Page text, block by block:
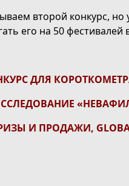
второй конкурс,
его на 50
ДЛЯ
И ПРОДАЖИ,